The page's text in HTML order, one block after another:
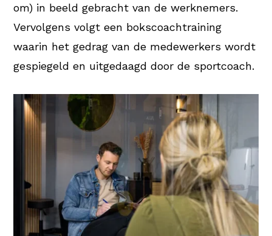
om) in beeld gebracht van de werknemers.
Vervolgens volgt een bokscoachtraining
waarin het gedrag van de medewerkers wordt
gespiegeld en uitgedaagd door de sportcoach.